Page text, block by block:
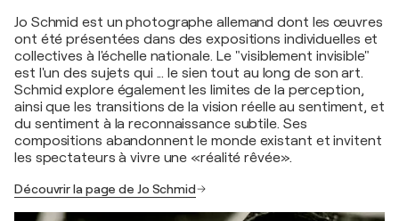
Jo Schmid est un photographe allemand dont les œuvres
ont été présentées dans des expositions individuelles et
collectives à l'échelle nationale. Le "visiblement invisible"
est l'un des sujets qui ... le sien tout au long de son art.
Schmid explore également les limites de la perception,
ainsi que les transitions de la vision réelle au sentiment, et
du sentiment à la reconnaissance subtile. Ses
compositions abandonnent le monde existant et invitent
les spectateurs à vivre une «réalité rêvée».
Découvrir la page de Jo Schmid